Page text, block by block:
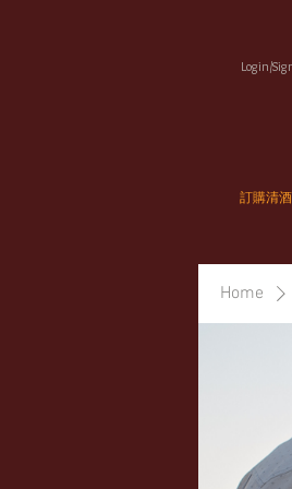
Login/
訂購清酒
Home